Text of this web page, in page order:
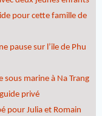
pour cette famille de
pause sur l’ile de Phu
sous marine à Na Trang
privé
pour Julia et Romain